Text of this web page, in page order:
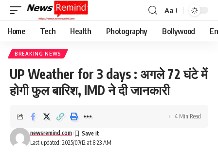
Font
Resizer
Aa
Home Tech Health Photography Bollywood
BREAKING NEWS
UP Weather for 3 days : अगले 72 घंटे में
होगी फुल बारिश, IMD ने दी जानकारी
Last updated: 2025/07/12 at 8:23 AM
newsremind.com
4 Min Read